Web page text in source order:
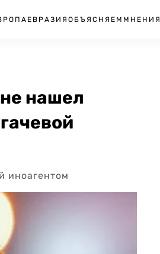
ЕВРАЗИЯ ОБЪЯСНЯЕМ МНЕНИЯ
нашел
иноагентом